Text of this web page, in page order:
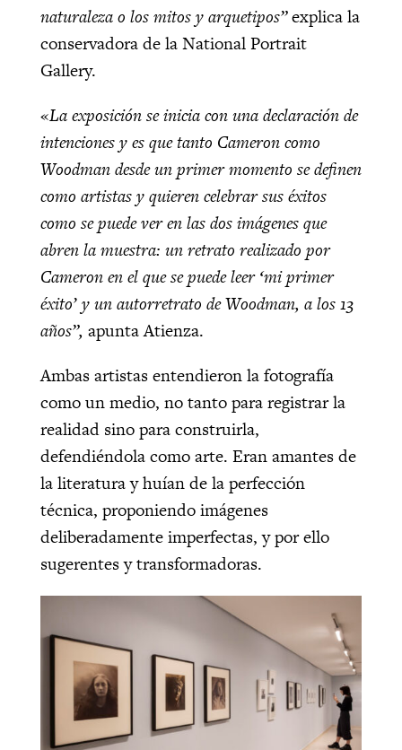
naturaleza o los mitos y arquetipos”explica la
conservadora de la National Portrait
Gallery.
«La exposición se inicia con una declaración de
intenciones y es que tanto Cameron como
Woodman desde un primer momento se definen
como artistas y quieren celebrar sus éxitos
como se puede ver en las dos imágenes que
abren la muestra: un retrato realizado por
Cameron en el que se puede leer ‘mi primer
éxito’ y un autorretrato de Woodman, a los 13
años”, apunta Atienza.
Ambas artistas entendieron la fotografía
como un medio, no tanto para registrar la
realidad sino para construirla,
defendiéndola como arte. Eran amantes de
la literatura y huían de la perfección
técnica, proponiendo imágenes
deliberadamente imperfectas, y por ello
sugerentes y transformadoras.